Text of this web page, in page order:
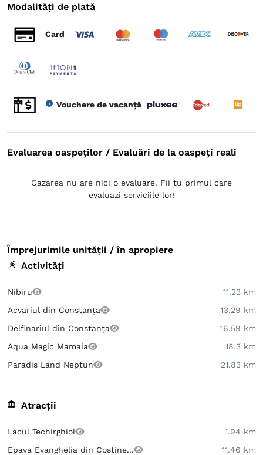
Modalități de plată
Card
Vouchere de vacanță
Evaluarea oaspeților / Evaluări de la oaspeți reali
Cazarea nu are nici o evaluare. Fii tu primul care
evaluazi serviciile lor!
Împrejurimile unității / în apropiere
Activități
Nibiru
11.23 km
Acvariul din Constanța
13.29 km
Delfinariul din Constanța
16.59 km
Aqua Magic Mamaia
18.3 km
Paradis Land Neptun
21.83 km
Atracții
Lacul Techirghiol
1.94 km
Epava Evanghelia din Costine...
11.46 km